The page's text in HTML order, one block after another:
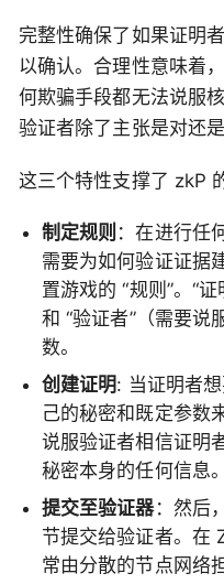
完整性确保了如果证明
以确认。合理性意味着
何欺骗手段都无法说服
验证者除了主张是对还
这三个特性支撑了 zkP
制定规则 ：在进行任
需要为如何验证证
置游戏的 “规则”。“
和 “验证者”（需要说
数。
创建证明: 当证明者
己的秘密和既定参数
说服验证者相信证明
秘密本身的任何信息。
提交至验证器：然后
节提交给验证者。在
常由分散的节点网络